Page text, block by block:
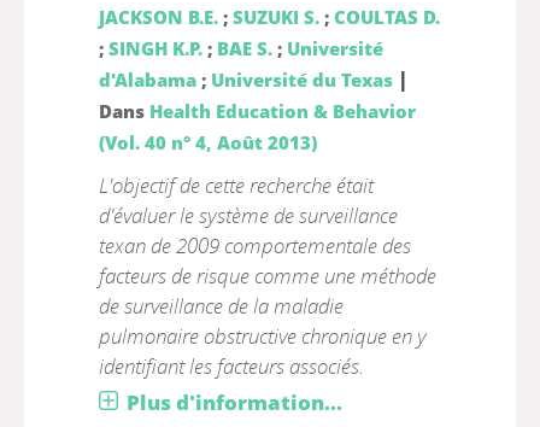
JACKSON B.E.; SUZUKI S.; COULTAS D.
; SINGH K.P.; BAE S.; Université
d'Alabama; Université du Texas |
Dans Health Education & Behavior
(Vol. 40 n° 4, Août 2013)
L'objectif de cette recherche était
d'évaluer le système de surveillance
texan de 2009 comportementale des
facteurs de risque comme une méthode
de surveillance de la maladie
pulmonaire obstructive chronique en y
identifiant les facteurs associés.
Plus d'information...